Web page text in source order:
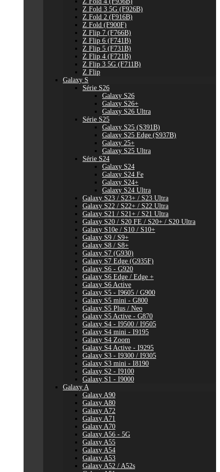
Z Fold 3 5G (F926B)
Z Fold 2 (F916B)
Z Fold (F900F)
Z Flip 7 (F766B)
Z Flip 6 (F741B)
Z Flip 5 (F731B)
Z Flip 4 (F721B)
Z Flip 3 5G (F711B)
Z Flip
Galaxy S
Série S26
Galaxy S26
Galaxy S26+
Galaxy S26 Ultra
Série S25
Galaxy S25 (S391B)
Galaxy S25 Edge (S937B)
Galaxy 25+
Galaxy S25 Ultra
Série S24
Galaxy S24
Galaxy S24 Fe
Galaxy S24+
Galaxy S24 Ultra
Galaxy S23 / S23+ / S23 Ultra
Galaxy S22 / S22+ / S22 Ultra
Galaxy S21 / S21+ / S21 Ultra
Galaxy S20 / S20 FE / S20+ / S20 Ultra
Galaxy S10e / S10 / S10+
Galaxy S9 / S9+
Galaxy S8 / S8+
Galaxy S7 (G930)
Galaxy S7 Edge (G935F)
Galaxy S6 - G920
Galaxy S6 Edge / Edge +
Galaxy S6 Active
Galaxy S5 - I9605 / G900
Galaxy S5 mini - G800
Galaxy S5 Plus / Neo
Galaxy S5 Active - G870
Galaxy S4 - I9500 / I9505
Galaxy S4 mini - I9195
Galaxy S4 Zoom
Galaxy S4 Active - I9295
Galaxy S3 - I9300 / I9305
Galaxy S3 mini - I8190
Galaxy S2 - I9100
Galaxy S1 - I9000
Galaxy A
Galaxy A90
Galaxy A80
Galaxy A72
Galaxy A71
Galaxy A70
Galaxy A56 - 5G
Galaxy A55
Galaxy A54
Galaxy A53
Galaxy A52 / A52s